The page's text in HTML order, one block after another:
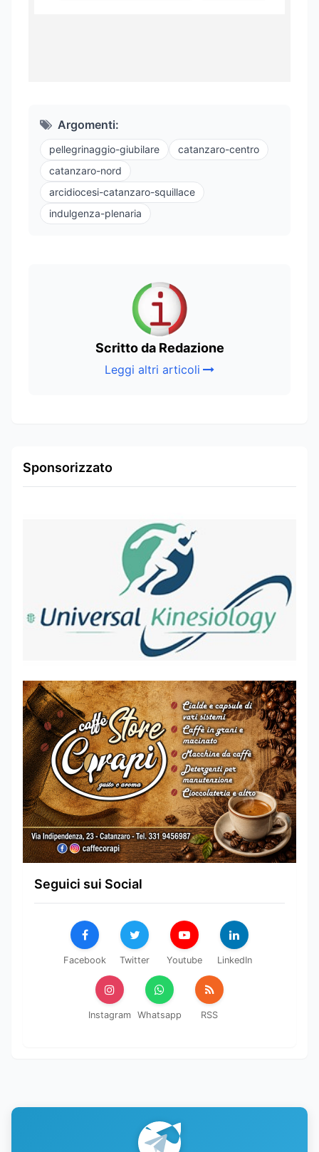
Argomenti:
pellegrinaggio-giubilare
catanzaro-centro
catanzaro-nord
arcidiocesi-catanzaro-squillace
indulgenza-plenaria
Scritto da Redazione
Leggi altri articoli
Sponsorizzato
Seguici sui Social
Facebook Twitter Youtube LinkedIn
Instagram Whatsapp RSS